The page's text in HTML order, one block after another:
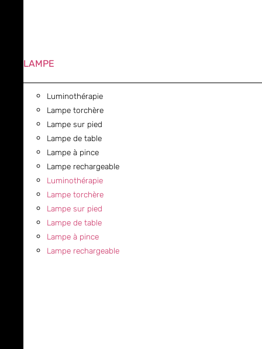
LAMPE
Luminothérapie
Lampe torchère
Lampe sur pied
Lampe de table
Lampe à pince
Lampe rechargeable
Luminothérapie
Lampe torchère
Lampe sur pied
Lampe de table
Lampe à pince
Lampe rechargeable